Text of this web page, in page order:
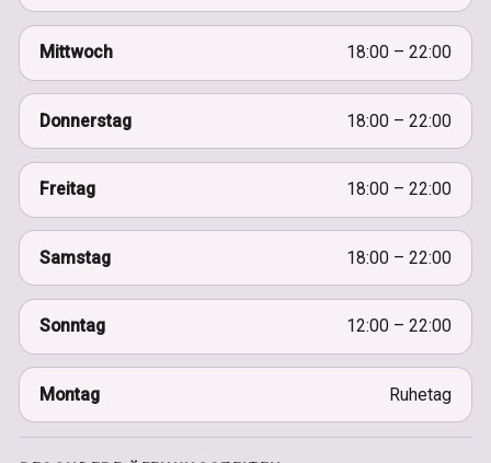
Mittwoch 18:00 – 22:00
Donnerstag 18:00 – 22:00
Freitag 18:00 – 22:00
Samstag 18:00 – 22:00
Sonntag 12:00 – 22:00
Montag Ruhetag